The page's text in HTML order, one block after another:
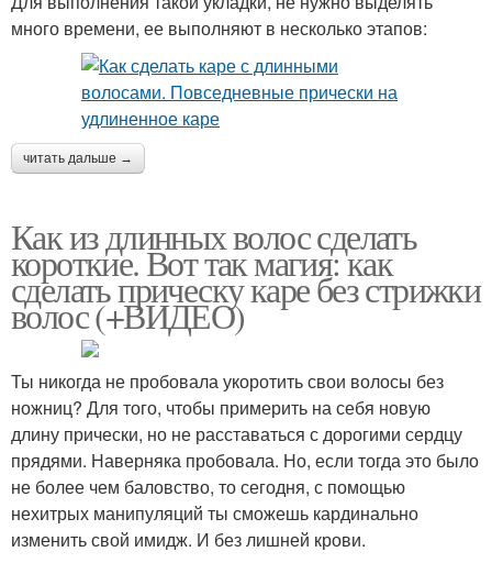
много времени, ее выполняют в несколько этапов:
читать дальше →
Как из длинных волос сделать
короткие. Вот так магия: как
сделать прическу каре без стрижки
волос (+ВИДЕО)
Ты никогда не пробовала укоротить свои волосы без
ножниц? Для того, чтобы примерить на себя новую
длину прически, но не расставаться с дорогими сердцу
прядями. Наверняка пробовала. Но, если тогда это было
не более чем баловство, то сегодня, с помощью
нехитрых манипуляций ты сможешь кардинально
изменить свой имидж. И без лишней крови.